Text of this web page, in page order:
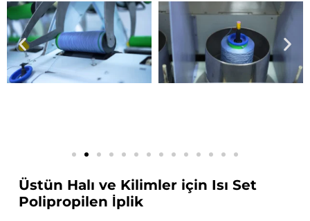
Üstün Halı ve Kilimler için Isı Set
Polipropilen İplik